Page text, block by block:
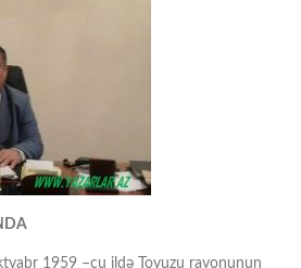
1959 –cu ildə Tovuzu rayonunun